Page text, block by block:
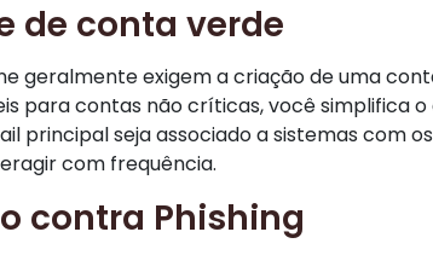
de conta verde
geralmente exigem a criação de uma
para contas não críticas, você simplifica
principal seja associado a sistemas com
com frequência.
contra Phishing